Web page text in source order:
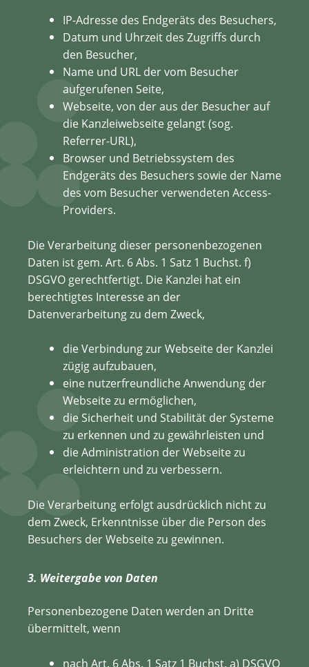
IP-Adresse des Endgeräts des Besuchers,
Datum und Uhrzeit des Zugriffs durch
den Besucher,
Name und URL der vom Besucher
aufgerufenen Seite,
Webseite, von der aus der Besucher auf
die Kanzleiwebseite gelangt (sog.
Referrer-URL),
Browser und Betriebssystem des
Endgeräts des Besuchers sowie der Name
des vom Besucher verwendeten Access-
Providers.
Die Verarbeitung dieser personenbezogenen
Daten ist gem. Art. 6 Abs. 1 Satz 1 Buchst. f)
DSGVO gerechtfertigt. Die Kanzlei hat ein
berechtigtes Interesse an der
Datenverarbeitung zu dem Zweck,
die Verbindung zur Webseite der Kanzlei
zügig aufzubauen,
eine nutzerfreundliche Anwendung der
Webseite zu ermöglichen,
die Sicherheit und Stabilität der Systeme
zu erkennen und zu gewährleisten und
die Administration der Webseite zu
erleichtern und zu verbessern.
Die Verarbeitung erfolgt ausdrücklich nicht zu
dem Zweck, Erkenntnisse über die Person des
Besuchers der Webseite zu gewinnen.
3. Weitergabe von Daten
Personenbezogene Daten werden an Dritte
übermittelt, wenn
nach Art. 6 Abs. 1 Satz 1 Buchst. a) DSGVO